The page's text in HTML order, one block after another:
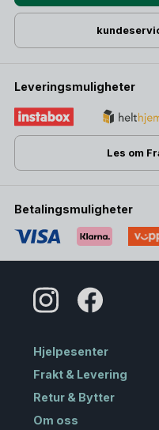
Leveringsmuligheter
Les om
Betalingsmuligheter
Hjelpesenter
Frakt & Levering
Retur & Bytter
Om oss